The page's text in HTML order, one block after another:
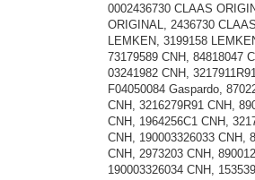
0002436730 CLAAS
ORIGINAL, 2436730
LEMKEN, 3199158
73179589 CNH, 84818047
03241982 CNH,
F04050084 Gaspardo,
CNH, 3216279R91 CNH,
CNH, 1964256C1 CNH,
CNH, 190003326033 CNH,
CNH, 2973203 CNH,
190003326034 CNH,